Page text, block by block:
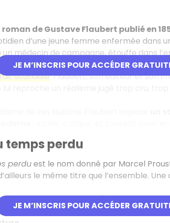
JE M’INSCRIS POUR ACCÉDER
roman de Gustave Flaubert publié en
d’une jeune femme enfermée dans
un médecin de campagne, étouffe dans
À la place, elle enchaîne
scandale. Flaubert, son éditeur et son
JE M’INSCRIS POUR ACCÉDER
temps perdu
perduest le nom donné par Marcel
le même titre que l’ensemble.
Du côté de chez Swann,À l’ombre des
Albertine disparueetLe Temps retrouvé